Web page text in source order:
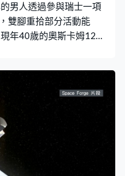
男人透過參與瑞士一項
雙腳重拾部分活動能
年40歲的奧斯卡姆12年
洛桑聯邦理工學院的研
植入電極裝置，作用類
位，再次傳達到下肢，
腳可以簡單活動，但與
較生硬，觀感有點像機
決定多走一步，在奧斯
頭讀取神經訊號，無線